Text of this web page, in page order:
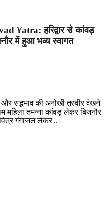
Yatra: हरिद्वार से कांवड़
में हुआ भव्य स्वागत
सद्भभाव की अनोखी तस्वीर देखने
महिला तमन्ना कांवड़ लेकर बिजनौर
गंगाजल लेकर...